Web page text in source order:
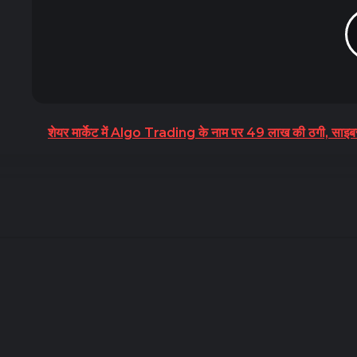
शेयर मार्केट में Algo Trading के नाम पर 49 लाख की ठगी,